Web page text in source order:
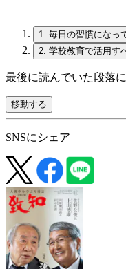
1.
毎日の習慣になっ
2. 学校教育で活用す
最後に読んでいた段落
移動する
SNSにシェア